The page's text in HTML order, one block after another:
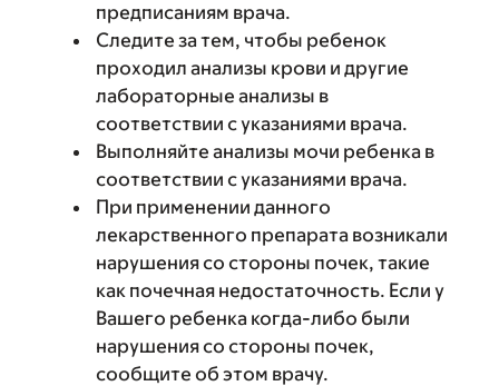
предписаниям врача.
Следите за тем, чтобы ребенок
проходил анализы крови и другие
лабораторные анализы в
соответствии с указаниями врача.
Выполняйте анализы мочи ребенка в
соответствии с указаниями врача.
При применении данного
лекарственного препарата возникали
нарушения со стороны почек, такие
как почечная недостаточность. Если у
Вашего ребенка когда-либо были
нарушения со стороны почек,
сообщите об этом врачу.